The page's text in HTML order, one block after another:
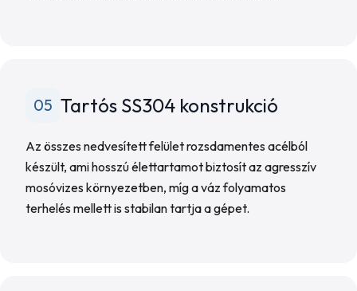
05 Tartós SS304 konstrukció
Az összes nedvesített felület rozsdamentes acélból
készült, ami hosszú élettartamot biztosít az agresszív
mosóvizes környezetben, míg a váz folyamatos
terhelés mellett is stabilan tartja a gépet.